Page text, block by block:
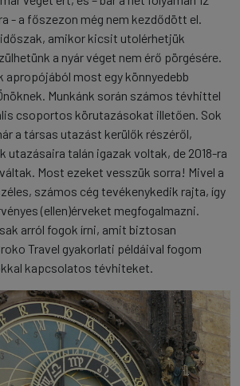
- a főszezon még nem kezdődött el.
időszak, amikor kicsit utolérhetjük
a nyár véget nem érő pörgésére.
apropójából most egy könnyedebb
Munkánk során számos tévhittel
csoportos körutazásokat illetően. Sok
a társas utazást kerülők részéről,
utazásaira talán igazak voltak, de 2018-ra
Most ezeket vesszük sorra! Mivel a
számos cég tevékenykedik rajta, így
(ellen)érveket megfogalmazni.
arról fogok írni, amit biztosan
Travel gyakorlati példáival fogom
kapcsolatos tévhiteket.